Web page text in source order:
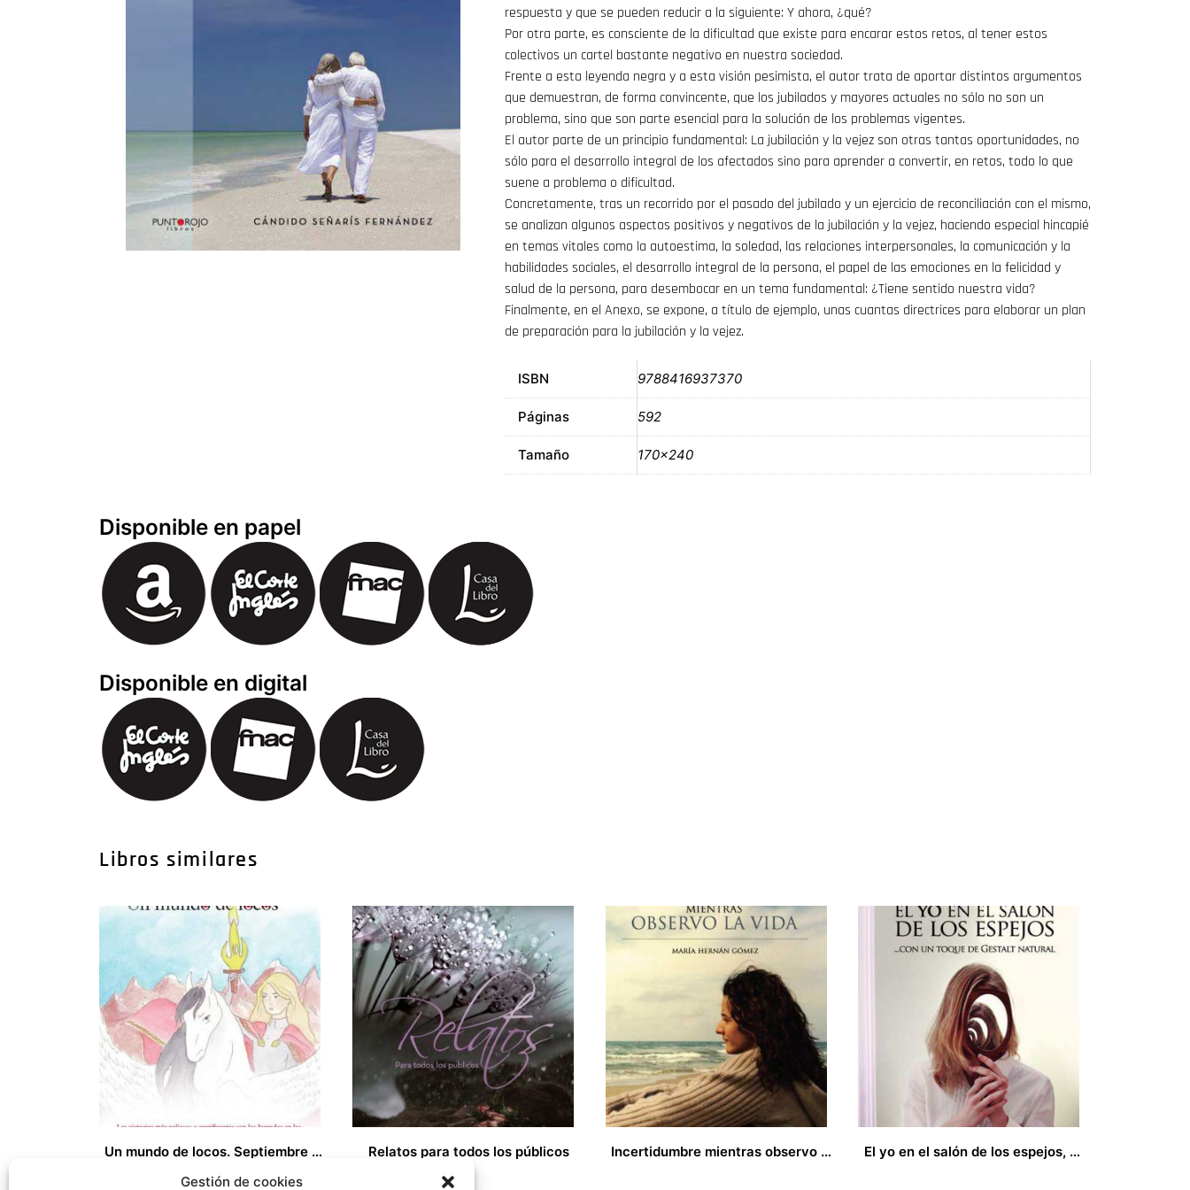
Gestión de cookies
respuesta y que se pueden reducir a la siguiente: Y ahora, ¿qué?
Por otra parte, es consciente de la dificultad que existe para encarar estos retos, al tener estos
colectivos un cartel bastante negativo en nuestra sociedad.
Frente a esta leyenda negra y a esta visión pesimista, el autor trata de aportar distintos argumentos
que demuestran, de forma convincente, que los jubilados y mayores actuales no sólo no son un
problema, sino que son parte esencial para la solución de los problemas vigentes.
El autor parte de un principio fundamental: La jubilación y la vejez son otras tantas oportunidades, no
sólo para el desarrollo integral de los afectados sino para aprender a convertir, en retos, todo lo que
suene a problema o dificultad.
Concretamente, tras un recorrido por el pasado del jubilado y un ejercicio de reconciliación con el mismo,
se analizan algunos aspectos positivos y negativos de la jubilación y la vejez, haciendo especial hincapié
en temas vitales como la autoestima, la soledad, las relaciones interpersonales, la comunicación y la
habilidades sociales, el desarrollo integral de la persona, el papel de las emociones en la felicidad y
salud de la persona, para desembocar en un tema fundamental: ¿Tiene sentido nuestra vida?
Finalmente, en el Anexo, se expone, a título de ejemplo, unas cuantas directrices para elaborar un plan
de preparación para la jubilación y la vejez.
ISBN 9788416937370
Páginas 592
Tamaño 170×240
Disponible en papel
Disponible en digital
Libros similares
Un mundo de locos. Septiembre 2015 al Junio 2019 Relatos para todos los públicos Incertidumbre mientras observo la vida El yo en el salón de los espejos, con un toque de Gestalt natural